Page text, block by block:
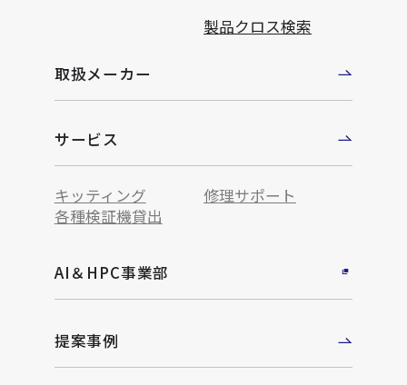
製品クロス検索
取扱メーカー
サービス
キッティング
修理サポート
各種検証機貸出
AI＆HPC事業部
提案事例